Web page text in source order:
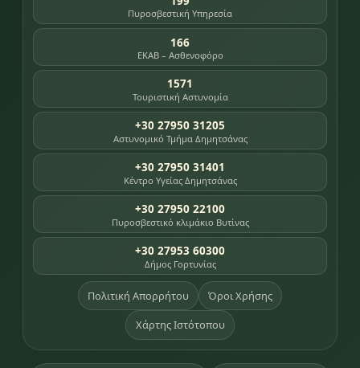
Πυροσβεστική Υπηρεσία
166
ΕΚΑΒ – Ασθενοφόρο
1571
Τουριστική Αστυνομία
+30 27950 31205
Αστυνομικό Τμήμα Δημητσάνας
+30 27950 31401
Κέντρο Υγείας Δημητσάνας
+30 27950 22100
Πυροσβεστικό κλιμάκιο Βυτίνας
+30 27953 60300
Δήμος Γορτυνίας
Πολιτική Απορρήτου Όροι Χρήσης
Χάρτης Ιστότοπου